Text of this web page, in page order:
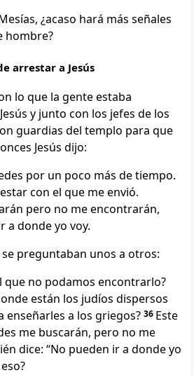
¿acaso hará más señales
hombre?
arrestar a Jesús
lo que la gente estaba
y junto con los jefes de los
guardias del templo para que
Jesús dijo:
por un poco más de tiempo.
con el que me envió.
pero no me encontrarán,
a donde yo voy.
preguntaban unos a otros:
que no podamos encontrarlo?
están los judíos dispersos
enseñarles a los griegos? 36 Este
me buscarán, pero no me
dice: “No pueden ir a donde yo